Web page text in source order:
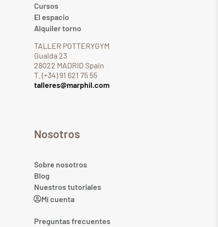
Cursos
El espacio
Alquiler torno
TALLER POTTERYGYM
Gualda 23
28022 MADRID Spain
T. (+34) 91 621 75 55
talleres@marphil.com
Nosotros
Sobre nosotros
Blog
Nuestros tutoriales
Mi cuenta
Preguntas frecuentes